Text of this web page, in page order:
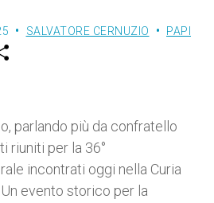
SALVATORE CERNUZIO PAPI
parlando più da confratello
riuniti per la 36°
incontrati oggi nella Curia
evento storico per la